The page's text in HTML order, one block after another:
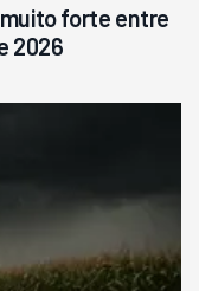
forte entre
2026